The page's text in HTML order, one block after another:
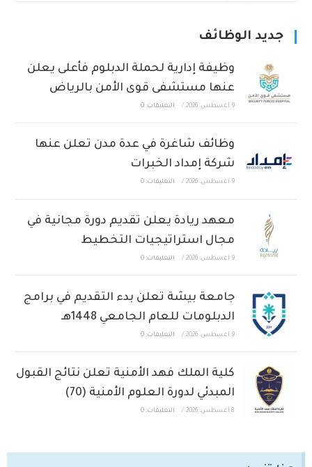
جديد الوظائف
وظيفة إدارية لحملة الدبلوم فأعلى يعلن
عنها مستشفى قوى الأمن بالرياض
9 أغسطس، 2026 / التعليقات: 0
وظائف شاغرة في عدة مدن تعلن عنها
شركة إمداد الخبرات
9 أغسطس، 2026 / التعليقات: 0
معهد ريادة يعلن تقديم دورة مجانية في
مجال استراتيجيات التخطيط
9 أغسطس، 2026 / التعليقات: 0
جامعة بيشة تعلن بدء التقديم في برامج
الدبلومات للعام الجامعي 1448هـ
9 أغسطس، 2026 / التعليقات: 0
كلية الملك فهد الأمنية تعلن نتائج القبول
المبدئي لدورة العلوم الأمنية (70)
8 أغسطس، 2026 / التعليقات: 0